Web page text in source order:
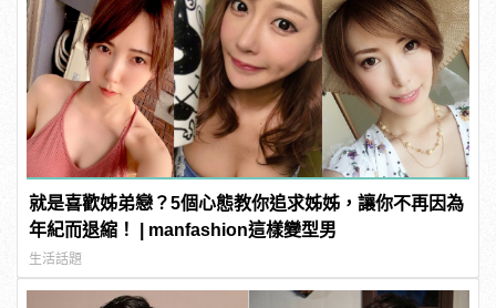
就是喜歡姊弟戀？5個心態教你追求姊姊，讓你不再因為
年紀而退縮！ | manfashion這樣變型男
生活話題